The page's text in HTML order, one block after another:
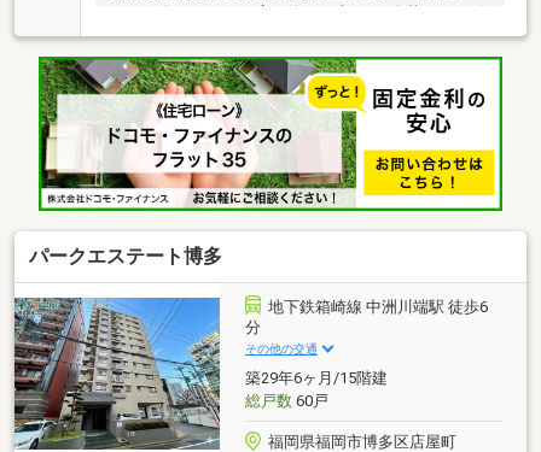
ッタリサイズ■全面リフォーム済で水回りすべて新
品、浴室乾燥機あり■敷地内駐車場はただいま空き無
し、近隣駐車場探しもお手伝いいたします＊＊＊＊＊
＊＊＊物件選びや住宅ローンのこと、不動産購入のな
んでもココハウスにお気軽にご相談ください！お客様
のマイホーム探しをスタートからゴールまでお手伝い
します
パークエステート博多
地下鉄箱崎線 中洲川端駅 徒歩6
分
その他の交通
築29年6ヶ月/15階建
総戸数60戸
福岡県福岡市博多区店屋町